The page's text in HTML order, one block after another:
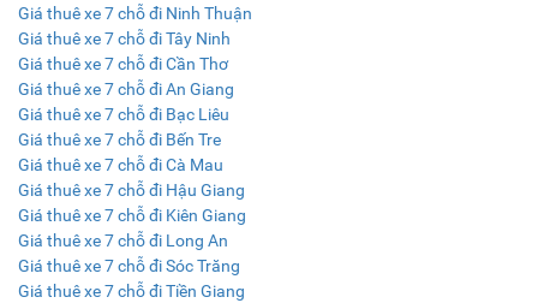
Giá thuê xe 7 chỗ đi Ninh Thuận
Giá thuê xe 7 chỗ đi Tây Ninh
Giá thuê xe 7 chỗ đi Cần Thơ
Giá thuê xe 7 chỗ đi An Giang
Giá thuê xe 7 chỗ đi Bạc Liêu
Giá thuê xe 7 chỗ đi Bến Tre
Giá thuê xe 7 chỗ đi Cà Mau
Giá thuê xe 7 chỗ đi Hậu Giang
Giá thuê xe 7 chỗ đi Kiên Giang
Giá thuê xe 7 chỗ đi Long An
Giá thuê xe 7 chỗ đi Sóc Trăng
Giá thuê xe 7 chỗ đi Tiền Giang